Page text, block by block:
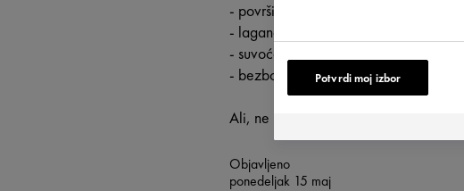
- površinska oksidacija zbog
- lagana dehidracija,
- suvoća i perutanje kože,
- bezbojan ten.
Ali, ne paničite, sve se može
Objavljeno
ponedeljak 15 maj
Potvrdi moj izbor